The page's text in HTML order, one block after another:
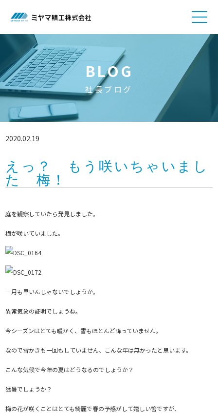
BLOG
社長ブログ
2020.02.19
えっ？ もう咲いちゃいまし
た 梅！
庭を観察していたら発見しました。
梅が咲いていました。
一月も早いんじゃないでしょうか。
異常気象の証明でしょうね。
今シーズンはとても暖かく、雪もほとんど降っていません。
なので雪かきも一回もしていません、こんな年は無かったと思います。
こんな気候で今年の夏はどうなるのでしょうか？
猛暑でしょうか？
梅の花が咲くことはとても綺麗で春の予感がして嬉しい筈ですが、